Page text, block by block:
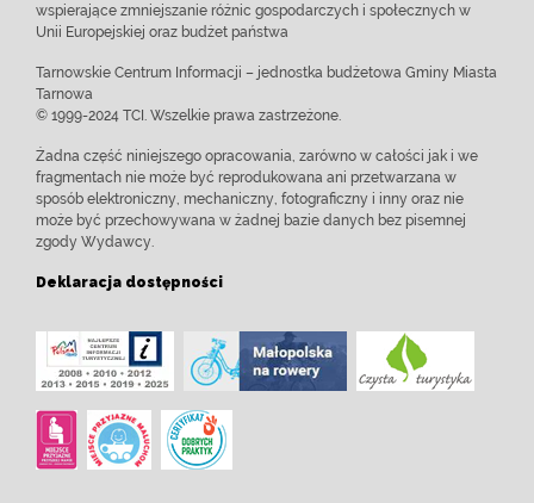
wspierające zmniejszanie różnic gospodarczych i społecznych w
Unii Europejskiej oraz budżet państwa
Tarnowskie Centrum Informacji – jednostka budżetowa Gminy Miasta
Tarnowa
© 1999-2024 TCI. Wszelkie prawa zastrzeżone.
Żadna część niniejszego opracowania, zarówno w całości jak i we
fragmentach nie może być reprodukowana ani przetwarzana w
sposób elektroniczny, mechaniczny, fotograficzny i inny oraz nie
może być przechowywana w żadnej bazie danych bez pisemnej
zgody Wydawcy.
Deklaracja dostępności